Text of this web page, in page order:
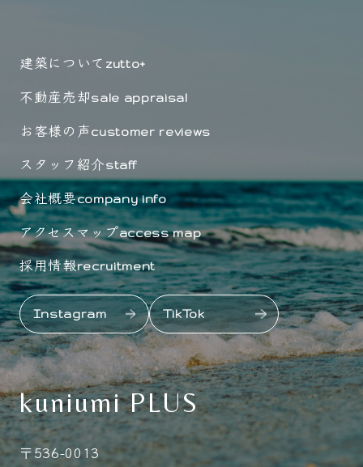
建築について zutto+
不動産売却sale appraisal
お客様の声customer reviews
スタッフ紹介staff
会社概要company info
アクセスマップaccess map
採用情報recruitment
Instagram TikTok
kuniumi PLUS
〒536-0013